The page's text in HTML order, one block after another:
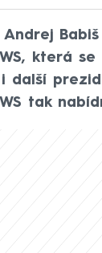
Andrej
která
další
tak